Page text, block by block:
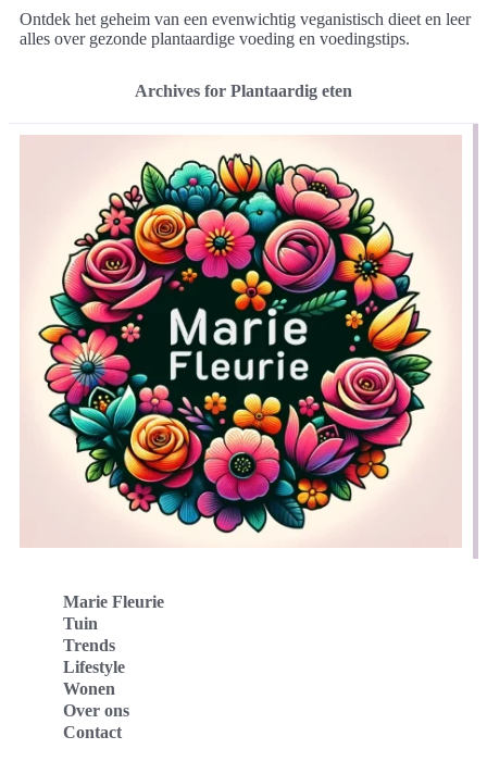
Ontdek het geheim van een evenwichtig veganistisch dieet en leer
alles over gezonde plantaardige voeding en voedingstips.
Archives for Plantaardig eten
Marie Fleurie
Tuin
Trends
Lifestyle
Wonen
Over ons
Contact